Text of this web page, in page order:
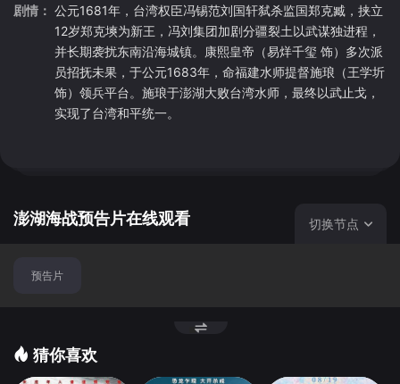
剧情： 公元1681年，台湾权臣冯锡范刘国轩弑杀监国郑克臧，挟立
12岁郑克塽为新王，冯刘集团加剧分疆裂土以武谋独进程，
并长期袭扰东南沿海城镇。康熙皇帝（易烊千玺 饰）多次派
员招抚未果，于公元1683年，命福建水师提督施琅（王学圻
饰）领兵平台。施琅于澎湖大败台湾水师，最终以武止戈，
实现了台湾和平统一。
澎湖海战预告片在线观看 切换节点
预告片
猜你喜欢